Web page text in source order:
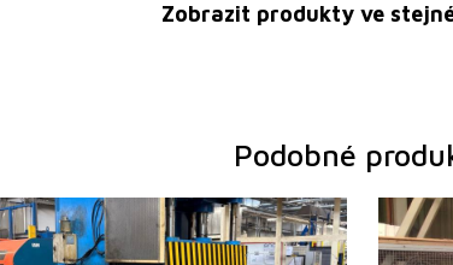
Zobrazit produkty ve
Podobné
výroby:
2012
tvářecí síla lisu
150 t
Rok